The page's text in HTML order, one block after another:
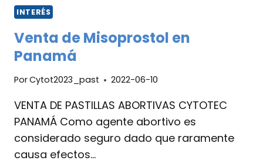
INTERÉS
Venta de Misoprostol en
Panamá
PorCytot2023_past 2022-06-10
VENTA DE PASTILLAS ABORTIVAS CYTOTEC
PANAMÁ Como agente abortivo es
considerado seguro dado que raramente
causa efectos…